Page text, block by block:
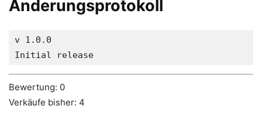
Änderungsprotokoll
v 1.0.0
Bewertung: 0
Verkäufe bisher: 4